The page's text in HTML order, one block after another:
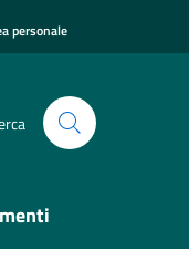
personale